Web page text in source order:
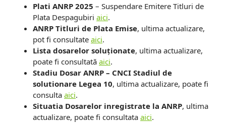
Plati ANRP 2025 – Suspendare Emitere Titluri de
Plata Despagubiri aici.
ANRP Titluri de Plata Emise, ultima actualizare,
pot fi consultate aici.
Lista dosarelor soluționate, ultima actualizare,
poate fi consultată aici.
Stadiu Dosar ANRP – CNCI Stadiul de
solutionare Legea 10, ultima actualizare, poate fi
consulta aici.
Situatia Dosarelor inregistrate la ANRP, ultima
actualizare, poate fi consultata aici.